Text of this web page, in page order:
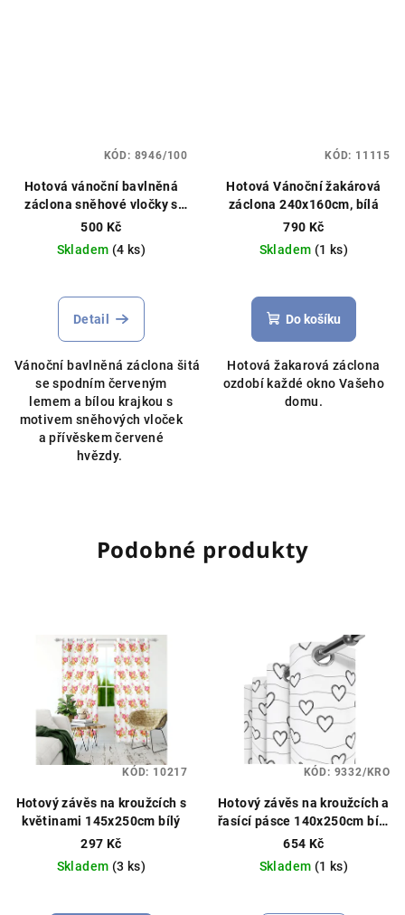
Hotová vánoční bavlněná
záclona sněhové vločky s
hvězdou, výška 40cm, různé
500 Kč
Skladem (4 ks)
Detail
Vánoční bavlněná záclona šitá
se spodním červeným
lemem a bílou krajkou s
motivem sněhových vloček
a přívěskem červené
hvězdy.
KÓD: 8946/100
Hotová Vánoční žakárová
záclona 240x160cm, bílá
790 Kč
Skladem (1 ks)
Do košíku
Hotová žakarová záclona
ozdobí každé okno Vašeho
domu.
KÓD: 11115
Podobné produkty
Hotový závěs na kroužcích s
květinami 145x250cm bílý
297 Kč
Skladem (3 ks)
KÓD: 10217
Hotový závěs na kroužcích a
řasící pásce 140x250cm bílý
s černými srdíčky POSLEDNÍ
KUS
654 Kč
Skladem (1 ks)
KÓD: 9332/KRO